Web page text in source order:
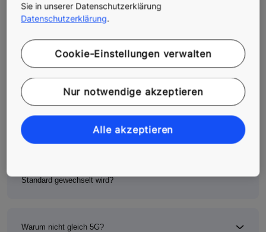
Warum muss ich mein Notrufsystem umrüsten?
Warum ist das in meinem Vertrag nicht inklusive?
Was passiert, wenn ich mein Notrufsystem nicht umrüste?
Standard gewechselt wird?
Warum nicht gleich 5G?
Sie in unserer Datenschutzerklärung
Datenschutzerklärung.
Cookie-Einstellungen verwalten
Nur notwendige akzeptieren
Alle akzeptieren